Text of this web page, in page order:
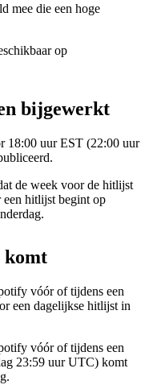
mee die een hoge
op
bijgewerkt
18:00 uur EST (22:00 uur
de week voor de hitlijst
hitlijst begint op
komt
vóór of tijdens een
een dagelijkse hitlijst in
vóór of tijdens een
23:59 uur UTC) komt